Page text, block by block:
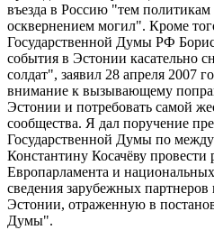
въезда в Россию "тем политикам
осквернением могил". Кроме
Государственной Думы РФ
события в Эстонии касательно
солдат", заявил 28 апреля 2007
внимание к вызывающему
Эстонии и потребовать самой
сообщества. Я дал поручение
Государственной Думы по
Константину Косачёву провести
Европарламента и
сведения зарубежных
Эстонии, отраженную в
Думы".